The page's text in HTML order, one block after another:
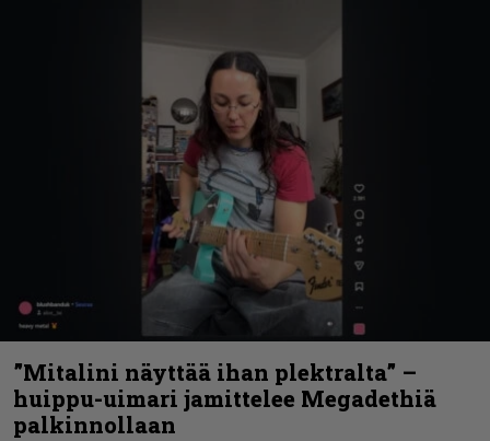
”Mitalini näyttää ihan plektralta” –
huippu-uimari jamittelee Megadethiä
palkinnollaan